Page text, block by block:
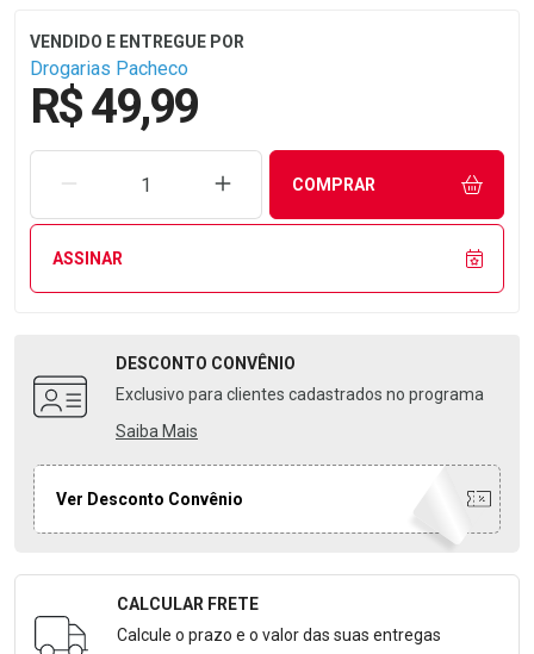
Drogarias Pacheco
R$ 49,99
REMOVER UMA UNIDADEAUMENTAR UMA UNIDADE
COMPRAR
ASSINAR
DESCONTO CONVÊNIO
Exclusivo para clientes cadastrados no programa
Saiba Mais
Ver Desconto Convênio
Formulário para Calcular o Frete
CALCULAR FRETE
Calcule o prazo e o valor das suas entregas